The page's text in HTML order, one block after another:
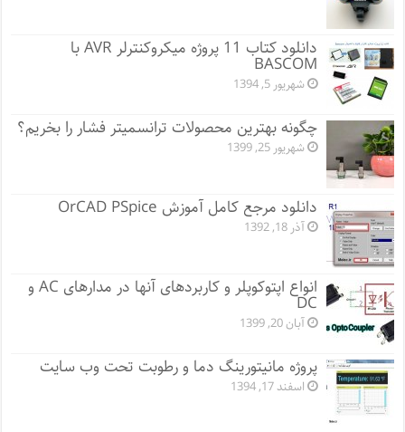
دانلود کتاب 11 پروژه میکروکنترلر AVR با
BASCOM
شهریور 5, 1394
چگونه بهترین محصولات ترانسمیتر فشار را بخریم؟
شهریور 25, 1399
دانلود مرجع کامل آموزش OrCAD PSpice
آذر 18, 1392
انواع اپتوکوپلر و کاربردهای آنها در مدارهای AC و
DC
آبان 20, 1399
پروژه مانيتورينگ دما و رطوبت تحت وب سایت
اسفند 17, 1394